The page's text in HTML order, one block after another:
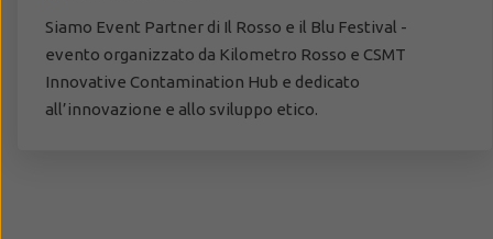
Siamo Event Partner di Il Rosso e il Blu Festival -
evento organizzato da Kilometro Rosso e CSMT
Innovative Contamination Hub e dedicato
all’innovazione e allo sviluppo etico.